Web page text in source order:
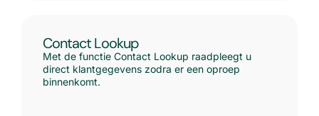
Contact Lookup
Met de functie Contact Lookup raadpleegt u
direct klantgegevens zodra er een oproep
binnenkomt.